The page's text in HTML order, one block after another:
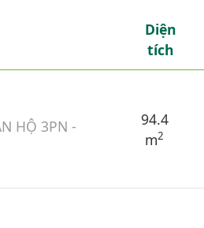
Diện
tích
HỘ 3PN -
94.4
m2